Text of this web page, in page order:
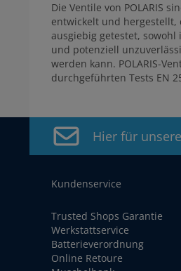
Die Ventile von POLARIS
entwickelt und hergestellt,
ausgiebig getestet,
und potenziell
werden kann. POLARIS-
durchgeführten Tests EN
Hier für
Kundenservice
Trusted Shops Garantie
Werkstattservice
Batterieverordnung
Online Retoure